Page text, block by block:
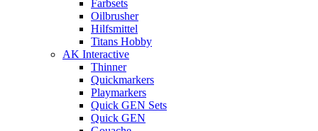
Farbsets
Oilbrusher
Hilfsmittel
Titans Hobby
AK Interactive
Thinner
Quickmarkers
Playmarkers
Quick GEN Sets
Quick GEN